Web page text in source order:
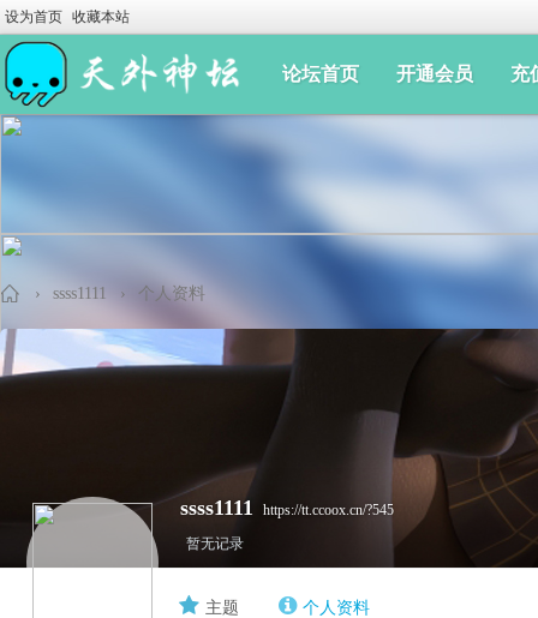
设为首页 收藏本站
论坛首页 开通会员 充
› ssss1111 › 个人资料
ssss1111
https://tt.ccoox.cn/?545
暂无记录
主题 个人资料